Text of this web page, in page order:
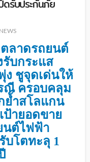
รับประกันภัย
NEWS
ลาดรถยนต์
รับกระแส
ชูจุดเด่นให้
ณี ครอบคลุม
ย้ำสโลแกน
ป้ายอดขาย
ต์ไฟฟ้า
บโตทะลุ 1